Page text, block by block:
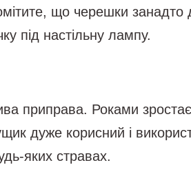
що черешки занадто
під настільну лампу.
приправа. Роками зростає
дуже корисний і
яких стравах.